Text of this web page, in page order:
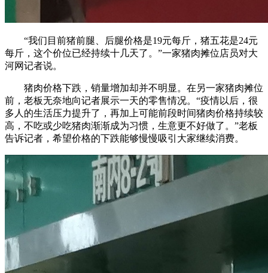
“我们目前猪前腿、后腿价格是19元每斤，猪五花是24元
每斤，这个价位已经持续十几天了。”一家猪肉摊位店员对大
河网记者说。
猪肉价格下跌，销量增加却并不明显。在另一家猪肉摊位
前，老板无奈地向记者展示一天的零售情况。“疫情以后，很
多人的生活压力提升了，再加上可能前段时间猪肉价格持续较
高，不吃或少吃猪肉渐渐成为习惯，生意更不好做了。”老板
告诉记者，希望价格的下跌能够慢慢吸引大家继续消费。